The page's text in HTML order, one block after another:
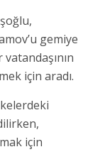
gemiye
için aradı.
için